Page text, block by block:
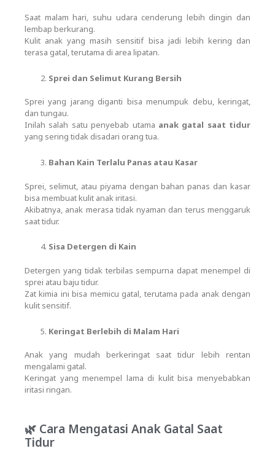
Saat malam hari, suhu udara cenderung lebih dingin dan
lembap berkurang.
Kulit anak yang masih sensitif bisa jadi lebih kering dan
terasa gatal, terutama di area lipatan.
Sprei dan Selimut Kurang Bersih
Sprei yang jarang diganti bisa menumpuk debu, keringat,
dan tungau.
Inilah salah satu penyebab utama anak gatal saat tidur
yang sering tidak disadari orang tua.
Bahan Kain Terlalu Panas atau Kasar
Sprei, selimut, atau piyama dengan bahan panas dan kasar
bisa membuat kulit anak iritasi.
Akibatnya, anak merasa tidak nyaman dan terus menggaruk
saat tidur.
Sisa Detergen di Kain
Detergen yang tidak terbilas sempurna dapat menempel di
sprei atau baju tidur.
Zat kimia ini bisa memicu gatal, terutama pada anak dengan
kulit sensitif.
Keringat Berlebih di Malam Hari
Anak yang mudah berkeringat saat tidur lebih rentan
mengalami gatal.
Keringat yang menempel lama di kulit bisa menyebabkan
iritasi ringan.
🌿 Cara Mengatasi Anak Gatal Saat
Tidur